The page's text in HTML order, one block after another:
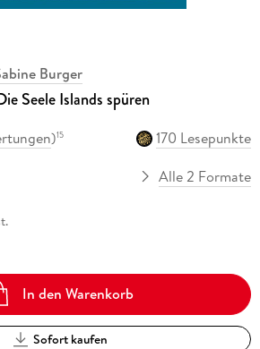
Burger
Seele Islands spüren
)15
170 Lesepunkte
Alle 2 Formate
In den Warenkorb
Sofort kaufen